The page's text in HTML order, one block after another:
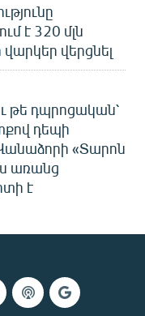
է 320 մլն
վարկեր վերցնել
թե դպրոցական՝
դեպի
«Տարոն
առանց
է